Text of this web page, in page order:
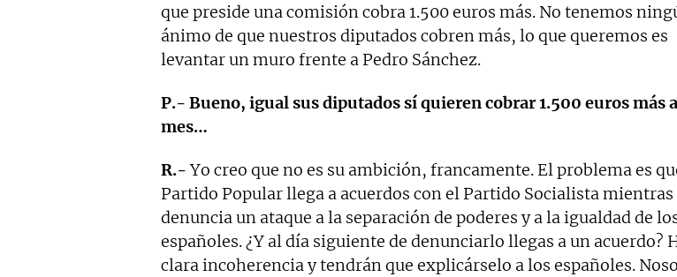
que preside una comisión cobra 1.500 euros más. No tenemos
ánimo de que nuestros diputados cobren más, lo que queremos es
levantar un muro frente a Pedro Sánchez.
P.- Bueno, igual sus diputados sí quieren cobrar 1.500 euros más
mes…
R.-Yo creo que no es su ambición, francamente. El problema es
Partido Popular llega a acuerdos con el Partido Socialista mientras
denuncia un ataque a la separación de poderes y a la igualdad de
españoles. ¿Y al día siguiente de denunciarlo llegas a un acuerdo?
clara incoherencia y tendrán que explicárselo a los españoles.